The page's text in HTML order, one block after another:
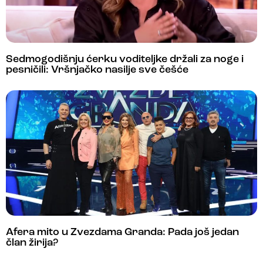
Sedmogodišnju ćerku voditeljke držali za noge i
pesničili: Vršnjačko nasilje sve češće
Afera mito u Zvezdama Granda: Pada još jedan
član žirija?